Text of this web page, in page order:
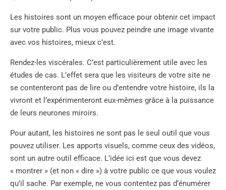
Les histoires sont un moyen efficace pour obtenir cet impact
sur votre public. Plus vous pouvez peindre une image vivante
avec vos histoires, mieux c’est.
Rendez-les viscérales. C’est particulièrement utile avec les
études de cas. L’effet sera que les visiteurs de votre site ne
se contenteront pas de lire ou d’entendre votre histoire, ils la
vivront et l’expérimenteront eux-mêmes grâce à la puissance
de leurs neurones miroirs.
Pour autant, les histoires ne sont pas le seul outil que vous
pouvez utiliser. Les apports visuels, comme ceux des vidéos,
sont un autre outil efficace. L’idée ici est que vous devez
« montrer » (et non « dire ») à votre public ce que vous voulez
qu’il sache. Par exemple, ne vous contentez pas d’énumérer